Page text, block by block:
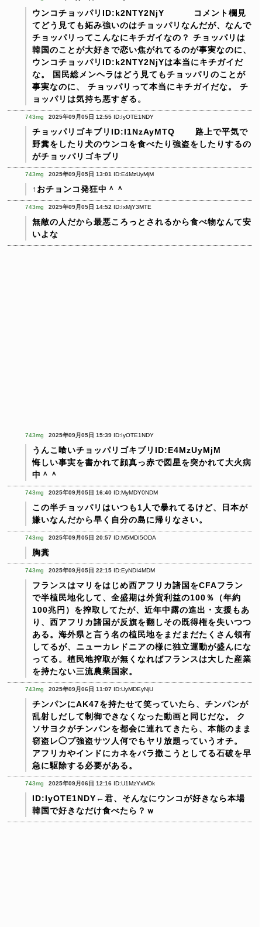
ウンコチョッパリID:k2NTY2NjY
コメント欄見
てどう見ても妬み強いのはチョッパリなんだが、なんで
チョッパリってこんなにキチガイなの？ チョッパリは
韓国のことが大好きで恋い焦がれてるのが事実なのに、
ウンコチョッパリID:k2NTY2NjYは本当にキチガイだ
な。
国民総メンヘラはどう見てもチョッパリのことが
事実なのに、
チョッパリって本当にキチガイだな。
チ
ョッパリは気持ち悪すぎる。
743mg 2025年09月05日 12:55 ID:IyOTE1NDY
チョッパリゴキブリID:I1NzAyMTQ
路上で平気で
野糞をしたり犬のウンコを食べたり強盗をしたりするの
がチョッパリゴキブリ
743mg 2025年09月05日 13:01 ID:E4MzUyMjM
↑おチョンコ発狂中＾＾
743mg 2025年09月05日 14:52 ID:IxMjY3MTE
無敵の人だから最悪ころっとされるから食べ物なんて安
いよな
743mg 2025年09月05日 15:39 ID:IyOTE1NDY
うんこ喰いチョッパリゴキブリID:E4MzUyMjM
悔しい事実を書かれて顔真っ赤で図星を突かれて大火病
中＾＾
743mg 2025年09月05日 16:40 ID:MyMDY0NDM
この半チョッパリはいつも1人で暴れてるけど、日本が
嫌いなんだから早く自分の島に帰りなさい。
743mg 2025年09月05日 20:57 ID:M5MDI5ODA
胸糞
743mg 2025年09月05日 22:15 ID:EyNDI4MDM
フランスはマリをはじめ西アフリカ諸国をCFAフラン
で半植民地化して、全盛期は外貨利益の100％（年約
100兆円）を搾取してたが、近年中露の進出・支援もあ
り、西アフリカ諸国が反旗を翻しその既得権を失いつつ
ある。海外県と言う名の植民地をまだまだたくさん領有
してるが、ニューカレドニアの様に独立運動が盛んにな
ってる。植民地搾取が無くなればフランスは大した産業
を持たない三流農業国家。
743mg 2025年09月06日 11:07 ID:UyMDEyNjU
チンパンにAK47を持たせて笑っていたら、チンパンが
乱射しだして制御できなくなった動画と同じだな。
ク
ソサヨクがチンパンを都会に連れてきたら、本能のまま
窃盗レ◯プ強盗サツ人何でもヤリ放題っていうオチ。
アフリカやインドにカネをバラ撒こうとしてる石破を早
急に駆除する必要がある。
743mg 2025年09月06日 12:16 ID:U1MzYxMDk
ID:IyOTE1NDY←君、そんなにウンコが好きなら本場
韓国で好きなだけ食べたら？ｗ